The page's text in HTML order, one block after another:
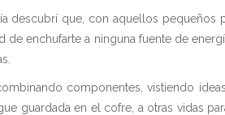
descubrí que, con aquellos
enchufarte a ninguna fuente de
componentes, vistiendo
guardada en el cofre, a otras vidas